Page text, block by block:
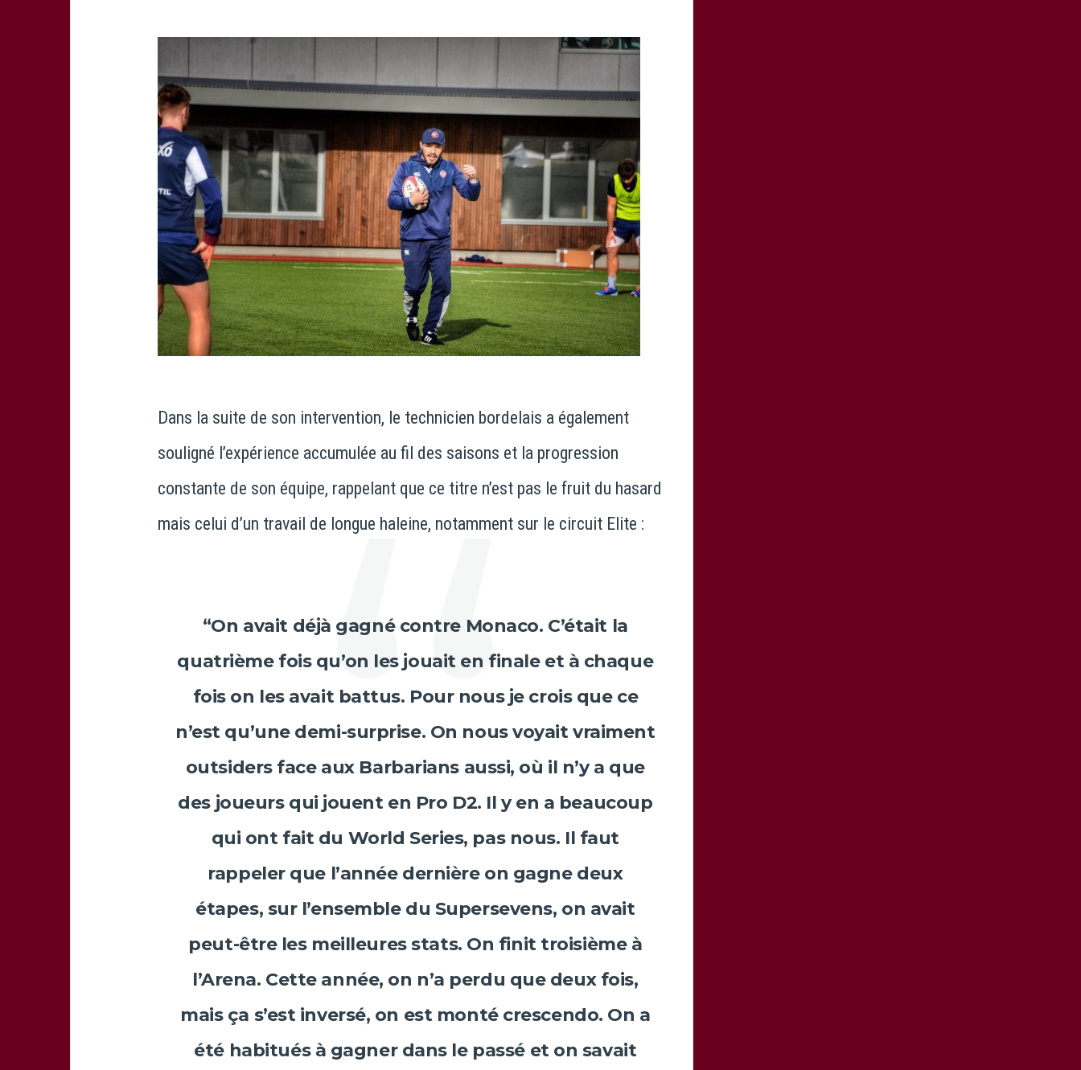
Dans la suite de son intervention, le technicien bordelais a également
souligné l’expérience accumulée au fil des saisons et la progression
constante de son équipe, rappelant que ce titre n’est pas le fruit du hasard
mais celui d’un travail de longue haleine, notamment sur le circuit Elite :
“On avait déjà gagné contre Monaco. C’était la
quatrième fois qu’on les jouait en finale et à chaque
fois on les avait battus. Pour nous je crois que ce
n’est qu’une demi-surprise. On nous voyait vraiment
outsiders face aux Barbarians aussi, où il n’y a que
des joueurs qui jouent en Pro D2. Il y en a beaucoup
qui ont fait du World Series, pas nous. Il faut
rappeler que l’année dernière on gagne deux
étapes, sur l’ensemble du Supersevens, on avait
peut-être les meilleures stats. On finit troisième à
l’Arena. Cette année, on n’a perdu que deux fois,
mais ça s’est inversé, on est monté crescendo. On a
été habitués à gagner dans le passé et on savait